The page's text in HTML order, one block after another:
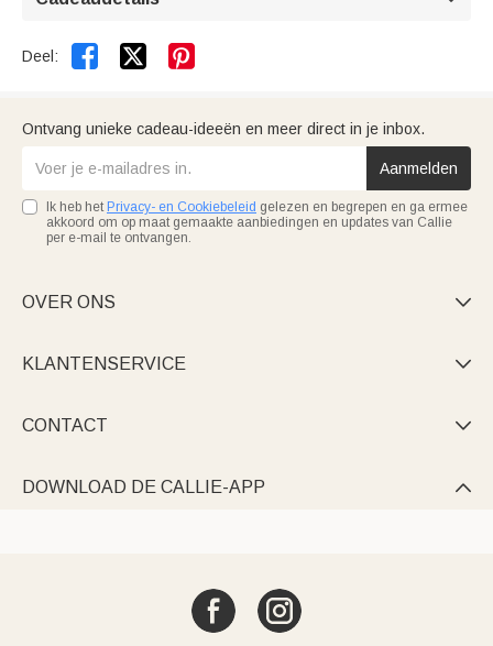
Deel:  
Ontvang unieke cadeau-ideeën en meer direct in je inbox.
Aanmelden
Ik heb het Privacy- en Cookiebeleid gelezen en begrepen en ga ermee
akkoord om op maat gemaakte aanbiedingen en updates van Callie
per e-mail te ontvangen.
OVER ONS 
KLANTENSERVICE 
CONTACT 
DOWNLOAD DE CALLIE-APP 